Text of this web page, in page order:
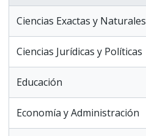
Ciencias Exactas y Naturales
Ciencias Jurídicas y Políticas
Educación
Economía y Administración